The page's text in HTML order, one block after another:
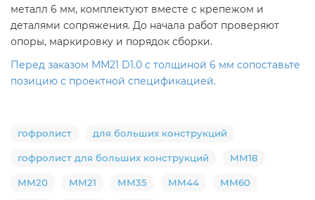
металл 6 мм, комплектуют вместе с крепежом и
деталями сопряжения. До начала работ проверяют
опоры, маркировку и порядок сборки.
Перед заказом ММ21 D1.0 с толщиной 6 мм сопоставьте
позицию с проектной спецификацией.
гофролист для больших конструкций
гофролист для больших конструкций ММ18
ММ20 ММ21 ММ35 ММ44 ММ60